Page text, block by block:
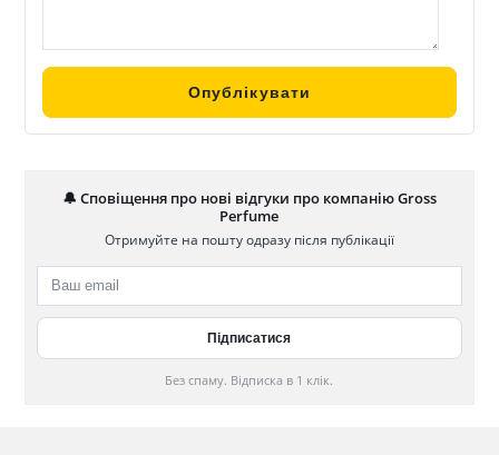
🔔 Сповіщення про нові відгуки про компанію Gross
Perfume
Отримуйте на пошту одразу після публікації
Без спаму. Відписка в 1 клік.